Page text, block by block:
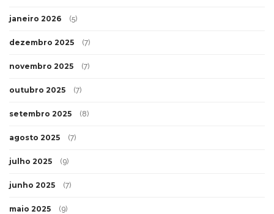
janeiro 2026 (5)
dezembro 2025 (7)
novembro 2025 (7)
outubro 2025 (7)
setembro 2025 (8)
agosto 2025 (7)
julho 2025 (9)
junho 2025 (7)
maio 2025 (9)